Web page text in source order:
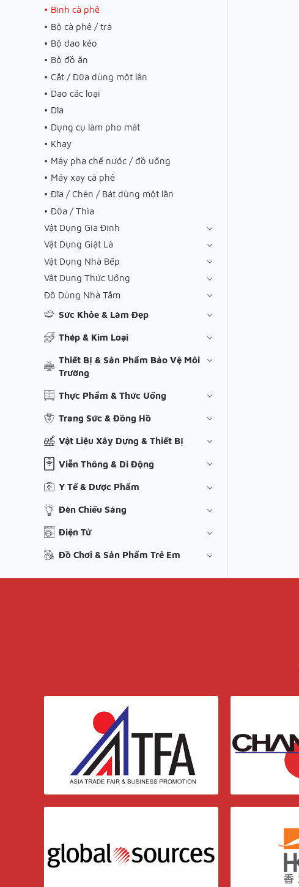
Bình cà phê
Bộ cà phê / trà
Bộ dao kéo
Bộ đồ ăn
Cắt / Đũa dùng một lần
Dao các loại
Dĩa
Dụng cụ làm pho mát
Khay
Máy pha chế nước / đồ uống
Máy xay cà phê
Đĩa / Chén / Bát dùng một lần
Đũa / Thìa
Vật Dụng Gia Đình
Vật Dụng Giặt Là
Vật Dụng Nhà Bếp
Vât Dụng Thức Uống
Đồ Dùng Nhà Tắm
Sức Khỏe & Làm Đẹp
Thép & Kim Loại
Thiết Bị & Sản Phẩm Bảo Vệ Môi
Trường
Thực Phẩm & Thức Uống
Trang Sức & Đồng Hồ
Vật Liệu Xây Dựng & Thiết Bị
Viễn Thông & Di Động
Y Tế & Dược Phẩm
Đèn Chiếu Sáng
Điện Tử
Đồ Chơi & Sản Phẩm Trẻ Em